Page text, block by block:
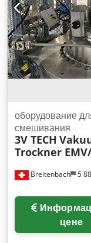
Breitenbach 5
оборудование
смешивания
3V TECH
Trockner
цене